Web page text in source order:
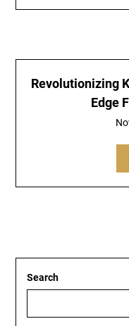
Revolutionizing
Edge
Search